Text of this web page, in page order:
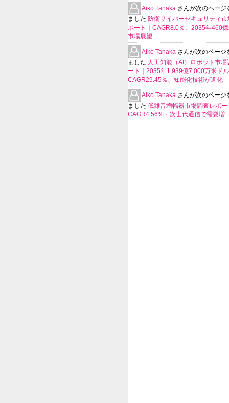
Aiko Tanaka さんが次のページ
ました 防衛サイバーセキュリティ
ポート｜CAGR8.0％、2035年460
市場展望
Aiko Tanaka さんが次のページ
ました 人工知能（AI）ロボット市場
ート｜2035年1,939億7,000万米ド
CAGR29.45％、知能化技術が進化
Aiko Tanaka さんが次のページ
ました 低雑音増幅器市場調査レポー
CAGR4.56%・次世代通信で需要増